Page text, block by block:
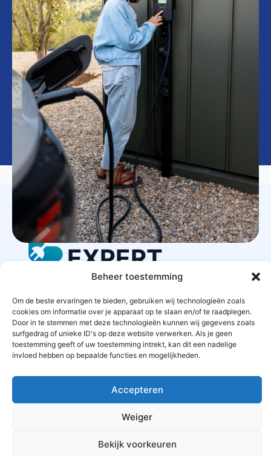
Beheer toestemming
Om de beste ervaringen te bieden, gebruiken wij technologieën zoals
cookies om informatie over je apparaat op te slaan en/of te raadplegen.
Door in te stemmen met deze technologieën kunnen wij gegevens zoals
surfgedrag of unieke ID's op deze website verwerken. Als je geen
toestemming geeft of uw toestemming intrekt, kan dit een nadelige
invloed hebben op bepaalde functies en mogelijkheden.
Accepteren
Weiger
Bekijk voorkeuren
LAADPAAL
EXPERT
STARTPAGINA CONTACT PRIVACYBELEID
ALGEMENE VOORWAARDEN
OFFERTES AANVRAGEN